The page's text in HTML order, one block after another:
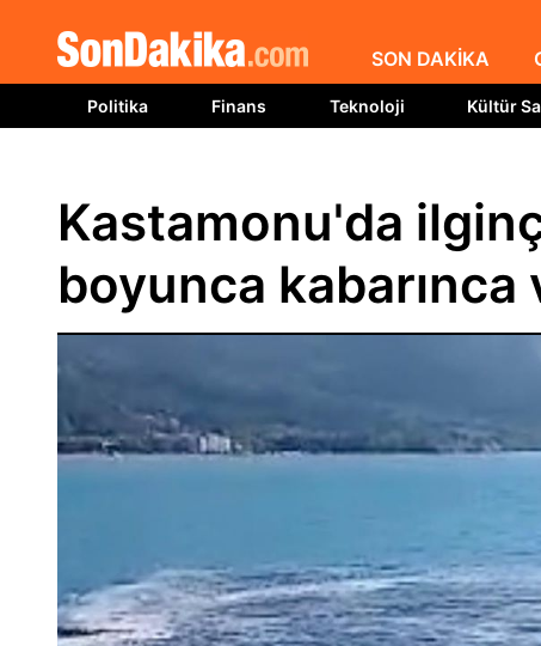
SON DAKİKA
Politika Finans Teknoloji Kültür
Kastamonu'da
boyunca kabarınca